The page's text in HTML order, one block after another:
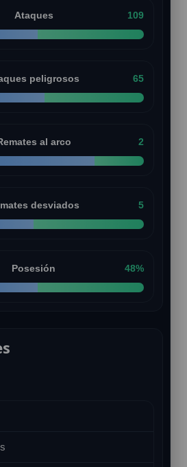
Ataques 109
peligrosos 65
al arco 2
desviados 5
Posesión 48%